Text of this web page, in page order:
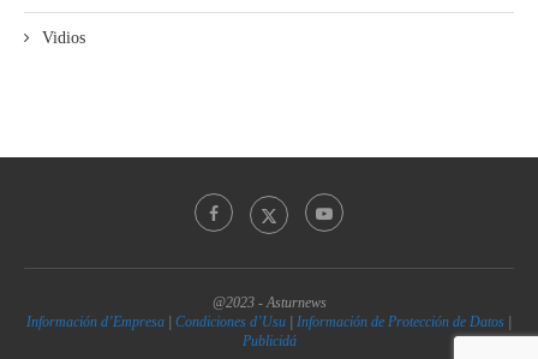
Vidios
@2023 - Asturnews
Información d’Empresa | Condiciones d’Usu | Información de Protección de Datos |
Publicidá